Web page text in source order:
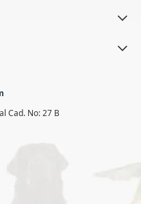
Cad. No: 27 B